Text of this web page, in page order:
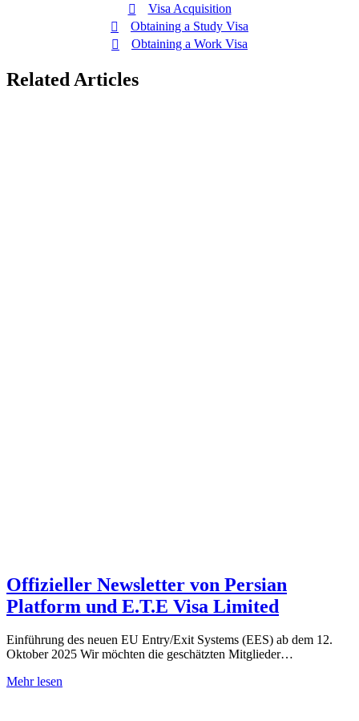
Visa Acquisition
Obtaining a Study Visa
Obtaining a Work Visa
Related Articles
Offizieller Newsletter von Persian
Platform und E.T.E Visa Limited
Einführung des neuen EU Entry/Exit Systems (EES) ab dem 12.
Oktober 2025 Wir möchten die geschätzten Mitglieder…
Mehr lesen